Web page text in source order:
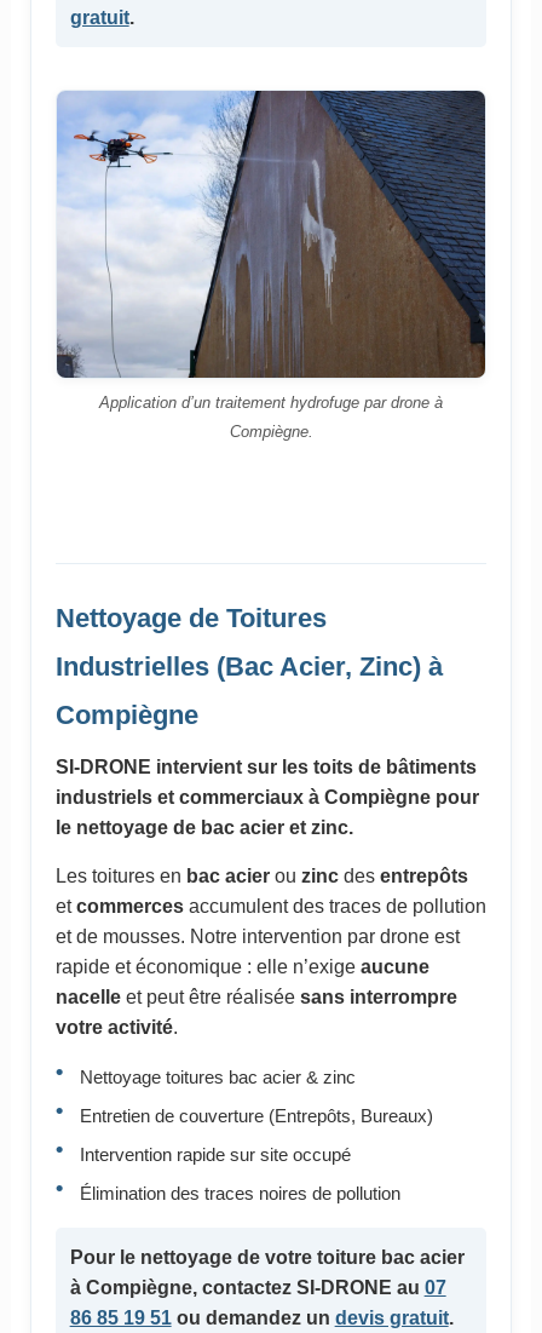
gratuit.
Application d’un traitement hydrofuge par drone à
Compiègne.
Nettoyage de Toitures
Industrielles (Bac Acier, Zinc) à
Compiègne
SI-DRONE intervient sur les toits de bâtiments
industriels et commerciaux à Compiègne pour
le nettoyage de bac acier et zinc.
Les toitures en bac acierou zincdes entrepôts
etcommercesaccumulent des traces de pollution
et de mousses. Notre intervention par drone est
rapide et économique : elle n’exige aucune
nacelleet peut être réalisée sans interrompre
votre activité.
Nettoyage toitures bac acier & zinc
Entretien de couverture (Entrepôts, Bureaux)
Intervention rapide sur site occupé
Élimination des traces noires de pollution
Pour le nettoyage de votre toiture bac acier
à Compiègne, contactez SI-DRONE au 07
86 85 19 51ou demandez un devis gratuit.